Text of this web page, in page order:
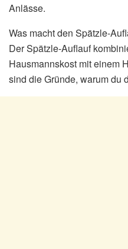
Anlässe.
Was macht den Spätzle-
Der Spätzle-Auflauf
Hausmannskost mit einem
sind die Gründe, warum du